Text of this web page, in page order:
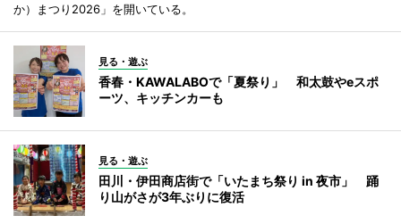
か）まつり2026」を開いている。
見る・遊ぶ
香春・KAWALABOで「夏祭り」 和太鼓やeスポ
ーツ、キッチンカーも
見る・遊ぶ
田川・伊田商店街で「いたまち祭り in 夜市」 踊
り山がさが3年ぶりに復活